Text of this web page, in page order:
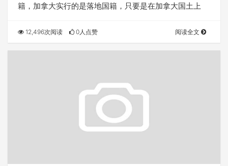
籍，加拿大实行的是落地国籍，只要是在加拿大国土上
12,496次阅读 0人点赞 阅读全文